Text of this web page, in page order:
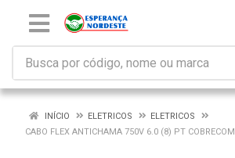
INÍCIO ELETRICOS
ELETRICOS
CABO FLEX ANTICHAMA 750V 6.0 (8) PT COBRECOM